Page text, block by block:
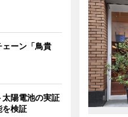
ーン「鳥貴
陽電池の実証
検証